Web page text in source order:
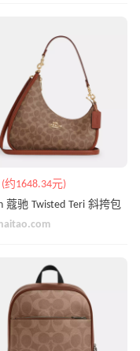
(约1648.34元)
蔻驰 Twisted Teri 斜挎包